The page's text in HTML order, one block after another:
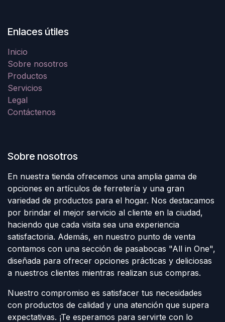
Enlaces útiles
Inicio
Sobre nosotros
Productos
Servicios
Legal
Contáctenos
Sobre nosotros
En nuestra tienda ofrecemos una amplia gama de
opciones en artículos de ferretería y una gran
variedad de productos para el hogar. Nos destacamos
por brindar el mejor servicio al cliente en la ciudad,
haciendo que cada visita sea una experiencia
satisfactoria. Además, en nuestro punto de venta
contamos con una sección de pasabocas "All in One",
diseñada para ofrecer opciones prácticas y deliciosas
a nuestros clientes mientras realizan sus compras.
Nuestro compromiso es satisfacer tus necesidades
con productos de calidad y una atención que supera
expectativas. ¡Te esperamos para servirte con lo